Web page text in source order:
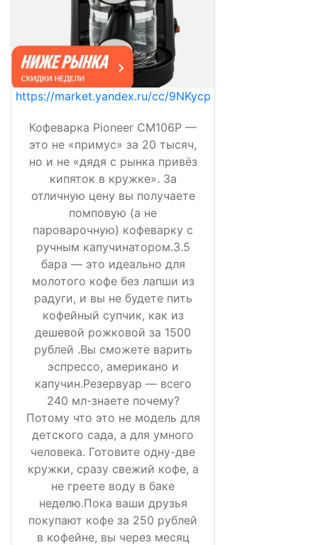
https://market.yandex.ru/cc/9NKycp
Кофеварка Pioneer CM106P —
это не «примус» за 20 тысяч,
но и не «дядя с рынка привёз
кипяток в кружке». За
отличную цену вы получаете
помповую (а не
пароварочную) кофеварку с
ручным капучинатором.3.5
бара — это идеально для
молотого кофе без лапши из
радуги, и вы не будете пить
кофейный супчик, как из
дешевой рожковой за 1500
рублей .Вы сможете варить
эспрессо, американо и
капучин.Резервуар — всего
240 мл-знаете почему?
Потому что это не модель для
детского сада, а для умного
человека. Готовите одну-две
кружки, сразу свежий кофе, а
не греете воду в баке
неделю.Пока ваши друзья
покупают кофе за 250 рублей
в кофейне, вы через месяц